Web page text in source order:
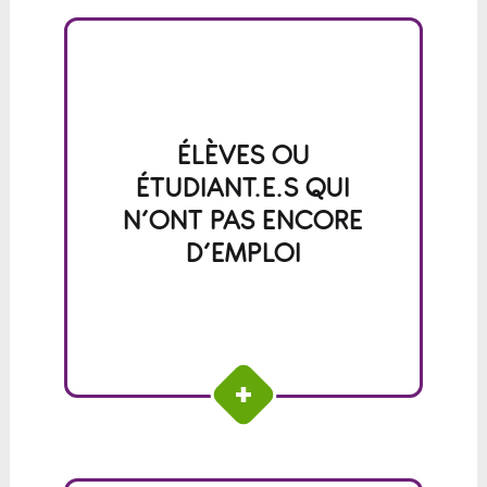
ÉLÈVES OU
ÉTUDIANT.E.S QUI
N’ONT PAS ENCORE
D’EMPLOI
Objectif : invitation à en apprendre
davantage sur la CET en
consultant l’espace Étudiant(e) |
Élève.
Consulter la section Étudiant(e)